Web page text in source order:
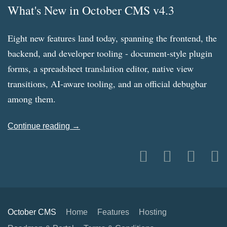
What's New in October CMS v4.3
Eight new features land today, spanning the frontend, the
backend, and developer tooling - document-style plugin
forms, a spreadsheet translation editor, native view
transitions, AI-aware tooling, and an official debugbar
among them.
Continue reading →
October CMS Home Features
Hosting